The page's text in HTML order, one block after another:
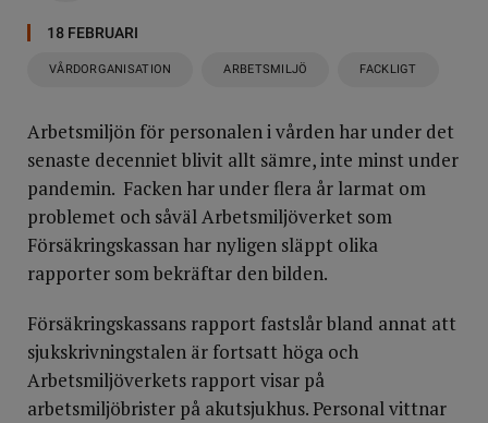
18 FEBRUARI
VÅRDORGANISATION ARBETSMILJÖ FACKLIGT
Arbetsmiljön för personalen i vården har under det
senaste decenniet blivit allt sämre, inte minst under
pandemin. Facken har under flera år larmat om
problemet och såväl Arbetsmiljöverket som
Försäkringskassan har nyligen släppt olika
rapporter som bekräftar den bilden.
Försäkringskassans rapport fastslår bland annat att
sjukskrivningstalen är fortsatt höga och
Arbetsmiljöverkets rapport visar på
arbetsmiljöbrister på akutsjukhus.Personal vittnar